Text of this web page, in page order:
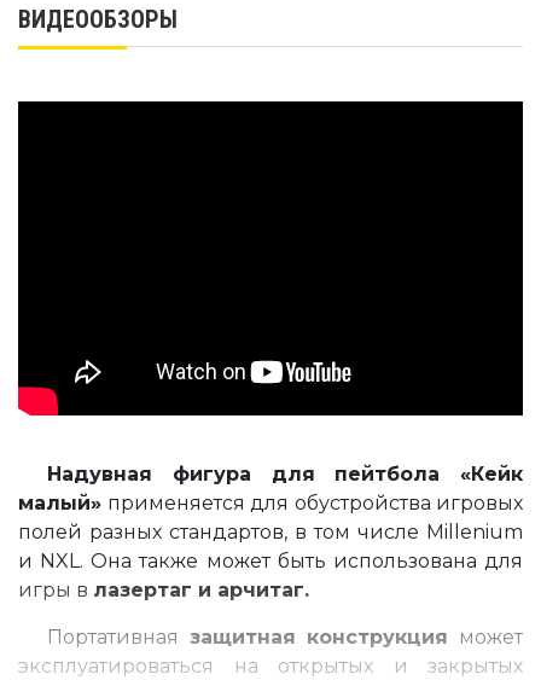
ВИДЕООБЗОРЫ
Надувная фигура для пейтбола «Кейк
малый» применяется для обустройства игровых
полей разных стандартов, в том числе Millenium
и NXL. Она также может быть использована для
игры в лазертаг и арчитаг.
Портативная защитная конструкция может
эксплуатироваться на открытых и закрытых